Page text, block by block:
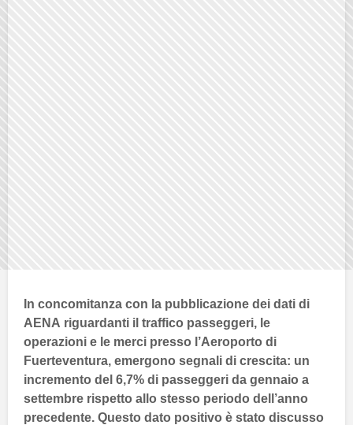
In concomitanza con la pubblicazione dei dati di
AENA riguardanti il traffico passeggeri, le
operazioni e le merci presso l’Aeroporto di
Fuerteventura, emergono segnali di crescita: un
incremento del 6,7% di passeggeri da gennaio a
settembre rispetto allo stesso periodo dell’anno
precedente. Questo dato positivo è stato discusso